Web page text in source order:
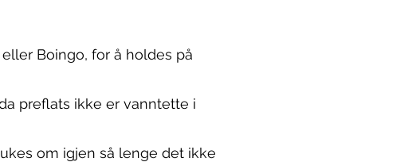
Boingo, for å holdes på
preflats ikke er vanntette i
om igjen så lenge det ikke